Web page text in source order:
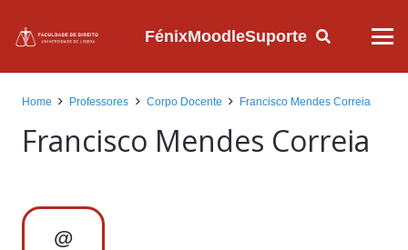
FénixMoodleSuporte
Home Professores Corpo Docente Francisco Mendes Correia
Francisco Mendes Correia
@